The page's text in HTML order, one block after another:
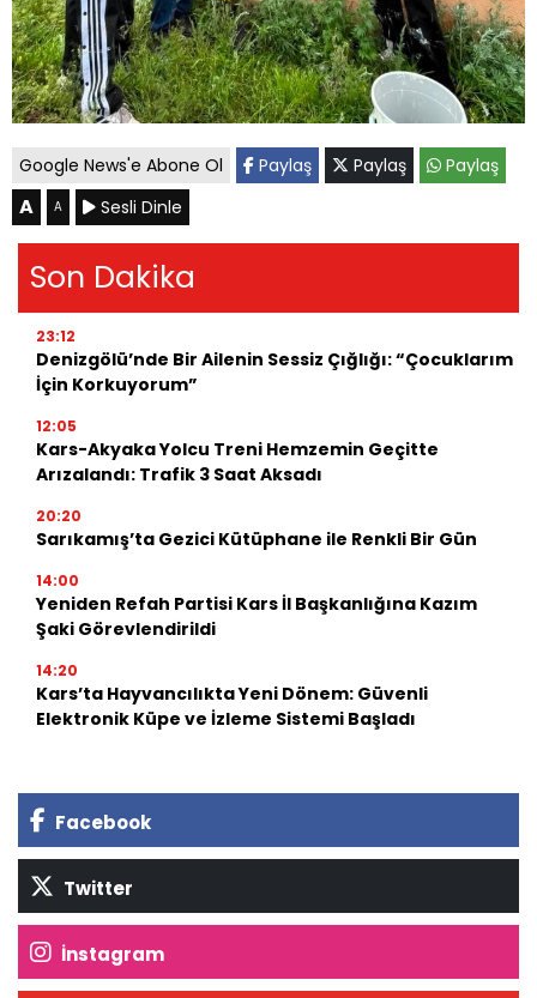
Google News'e Abone Ol Paylaş Paylaş Paylaş
A A Sesli Dinle
Son Dakika
23:12
Denizgölü’nde Bir Ailenin Sessiz Çığlığı: “Çocuklarım
İçin Korkuyorum”
12:05
Kars-Akyaka Yolcu Treni Hemzemin Geçitte
Arızalandı: Trafik 3 Saat Aksadı
20:20
Sarıkamış’ta Gezici Kütüphane ile Renkli Bir Gün
14:00
Yeniden Refah Partisi Kars İl Başkanlığına Kazım
Şaki Görevlendirildi
14:20
Kars’ta Hayvancılıkta Yeni Dönem: Güvenli
Elektronik Küpe ve İzleme Sistemi Başladı
Facebook
Twitter
İnstagram